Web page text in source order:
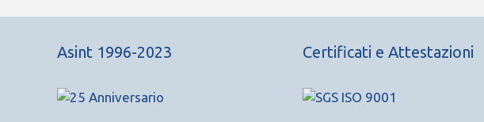
Asint 1996-2023 Certificati e Attestazioni